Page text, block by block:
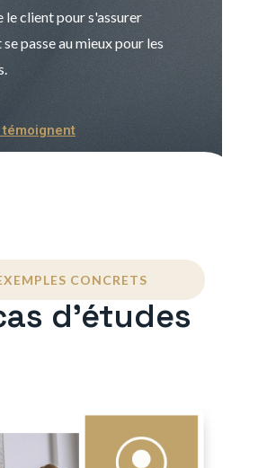
le client pour s'assurer
passe au mieux pour les
CONCRETS
d'études